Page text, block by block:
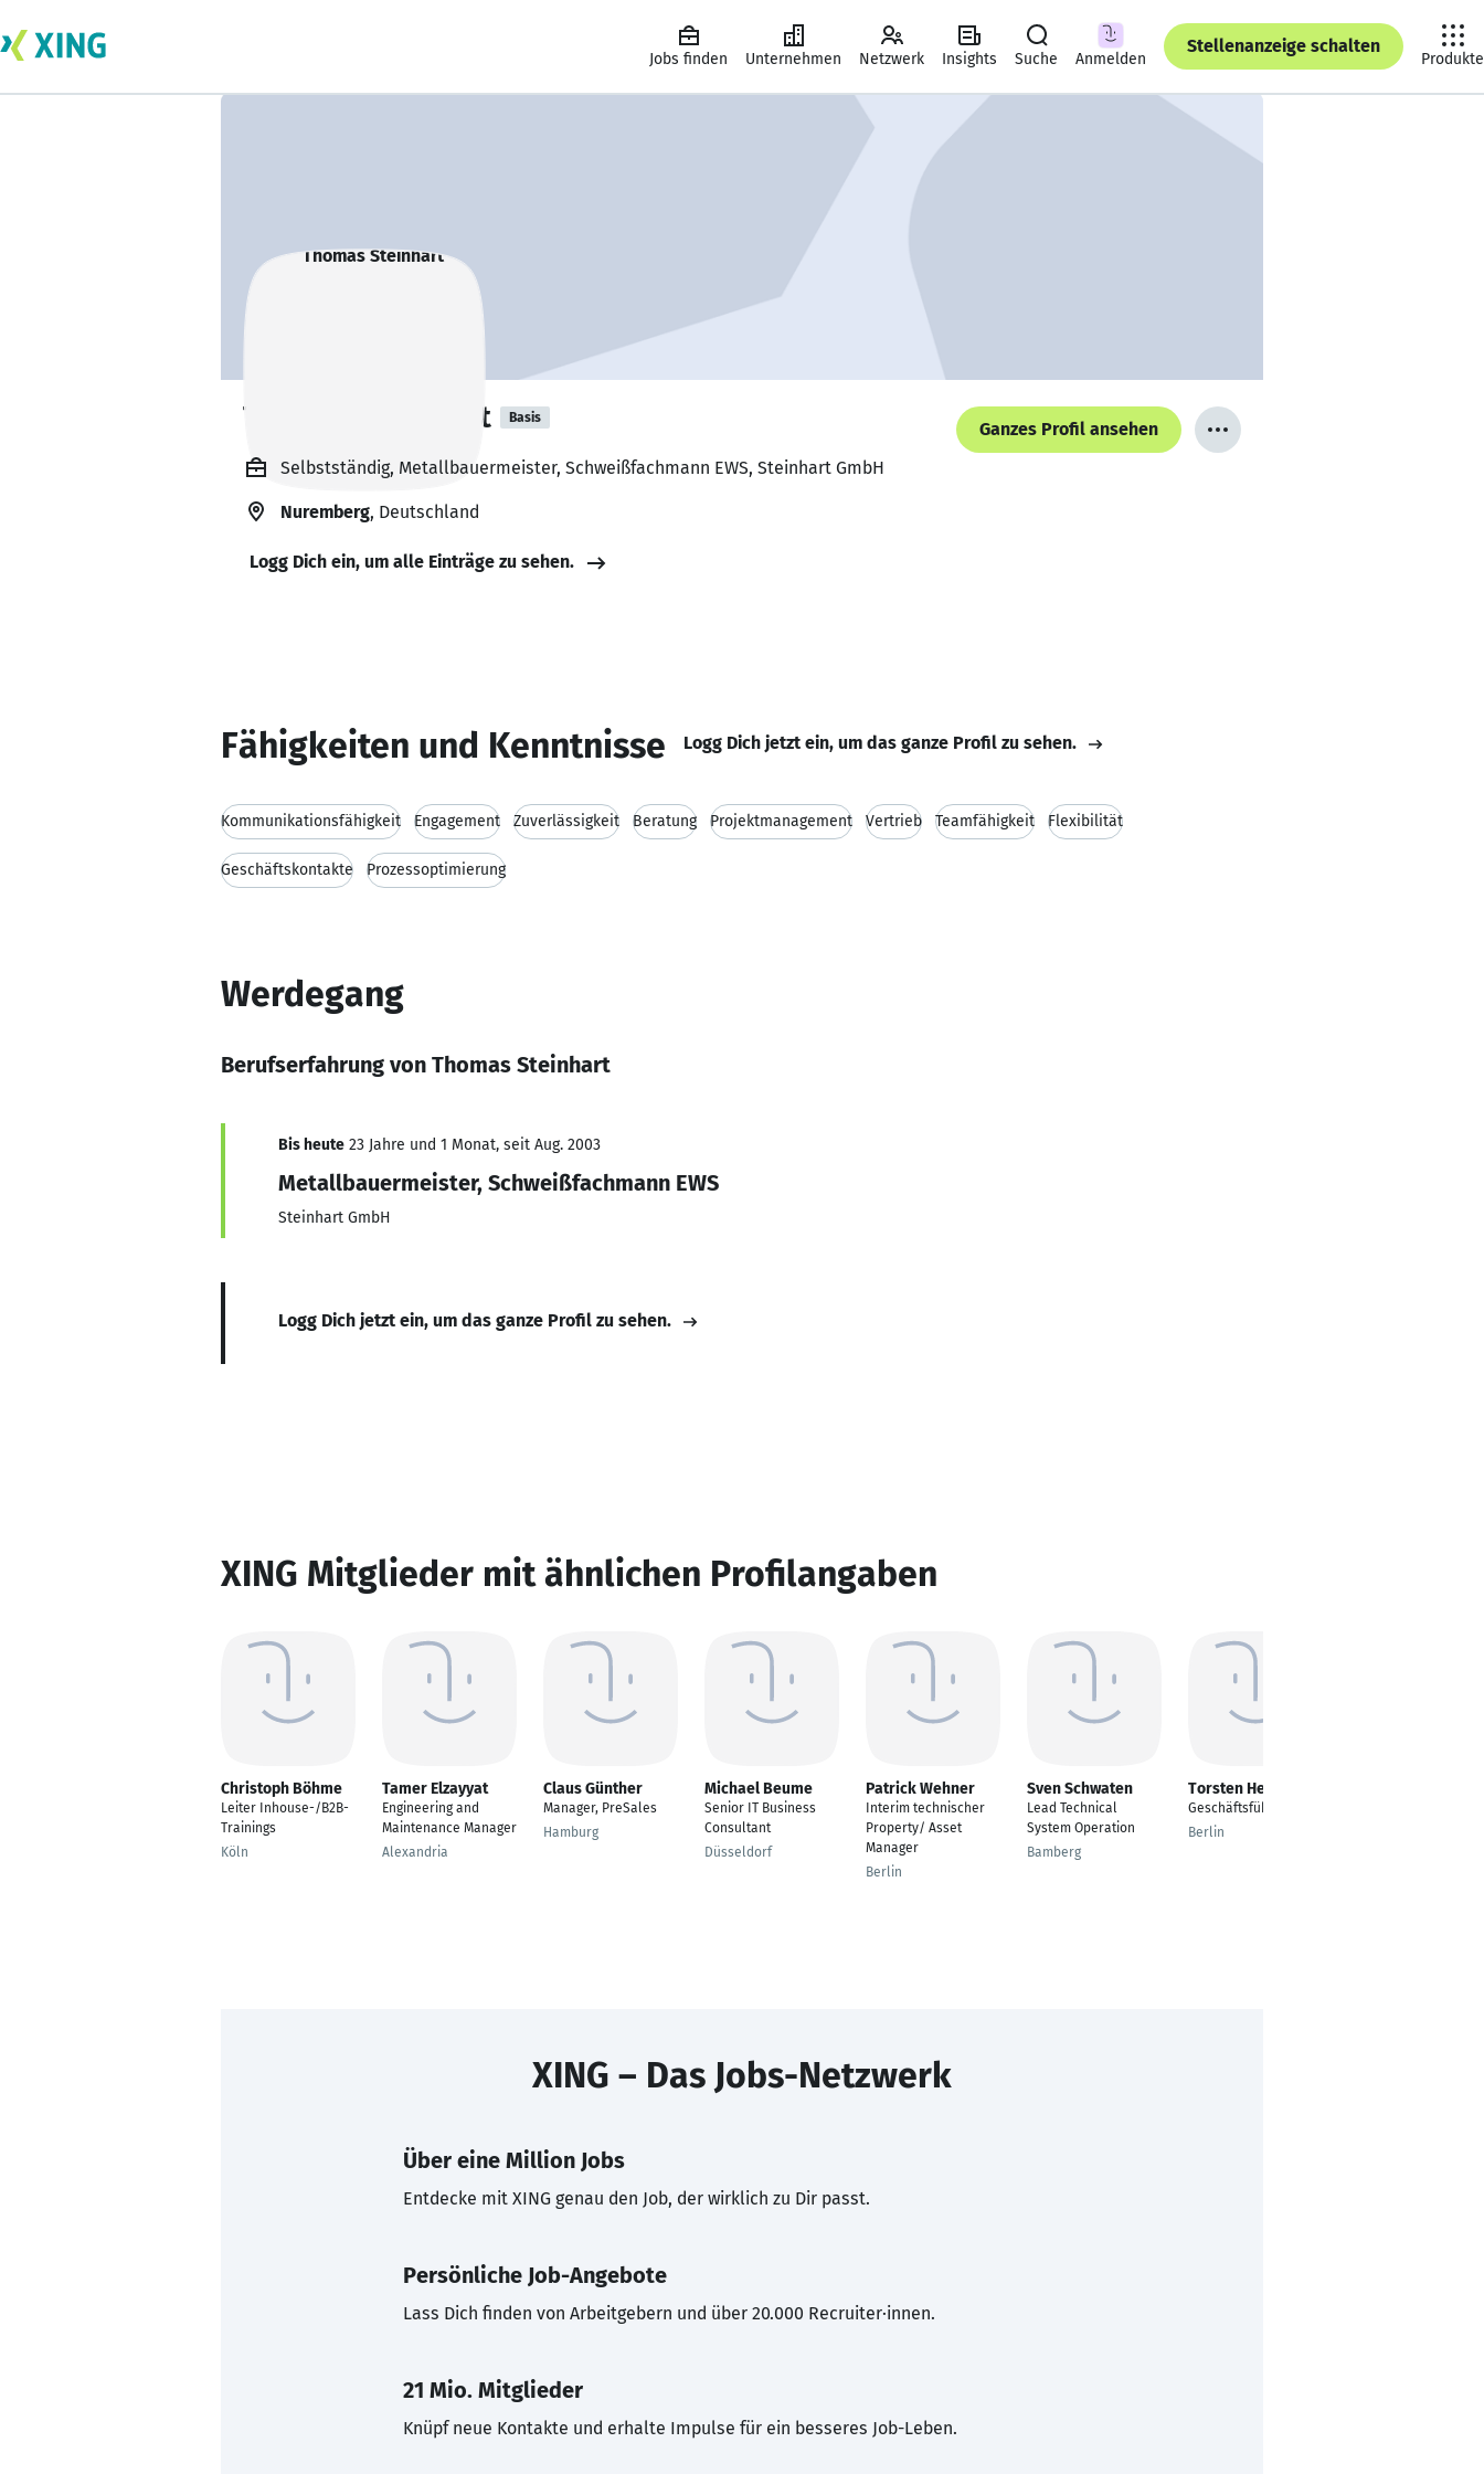
Jobs finden Unternehmen Netzwerk Insights Suche Anmelden
Stellenanzeige schalten
Produkte
Thomas Steinhart Basis
Ganzes Profil ansehen
Selbstständig, Metallbauermeister, Schweißfachmann EWS, Steinhart GmbH
Nuremberg, Deutschland
Logg Dich ein, um alle Einträge zu sehen.
Fähigkeiten und Kenntnisse Logg Dich jetzt ein, um das ganze Profil zu sehen.
Kommunikationsfähigkeit Engagement Zuverlässigkeit Beratung Projektmanagement Vertrieb Teamfähigkeit Flexibilität
Geschäftskontakte Prozessoptimierung
Werdegang
Berufserfahrung von Thomas Steinhart
Bis heute 23 Jahre und 1 Monat, seit Aug. 2003
Metallbauermeister, Schweißfachmann EWS
Steinhart GmbH
Logg Dich jetzt ein, um das ganze Profil zu sehen.
XING Mitglieder mit ähnlichen Profilangaben
Christoph Böhme
Leiter Inhouse-/B2B-
Trainings
Köln
Tamer Elzayyat
Engineering and
Maintenance Manager
Alexandria
Claus Günther
Manager, PreSales
Hamburg
Michael Beume
Senior IT Business
Consultant
Düsseldorf
Patrick Wehner
Interim technischer
Property/ Asset
Manager
Berlin
Sven Schwaten
Lead Technical
System Operation
Bamberg
Torsten Heymann
Geschäftsführer
Berlin
XING – Das Jobs-Netzwerk
Über eine Million Jobs
Entdecke mit XING genau den Job, der wirklich zu Dir passt.
Persönliche Job-Angebote
Lass Dich finden von Arbeitgebern und über 20.000 Recruiter·innen.
21 Mio. Mitglieder
Knüpf neue Kontakte und erhalte Impulse für ein besseres Job-Leben.